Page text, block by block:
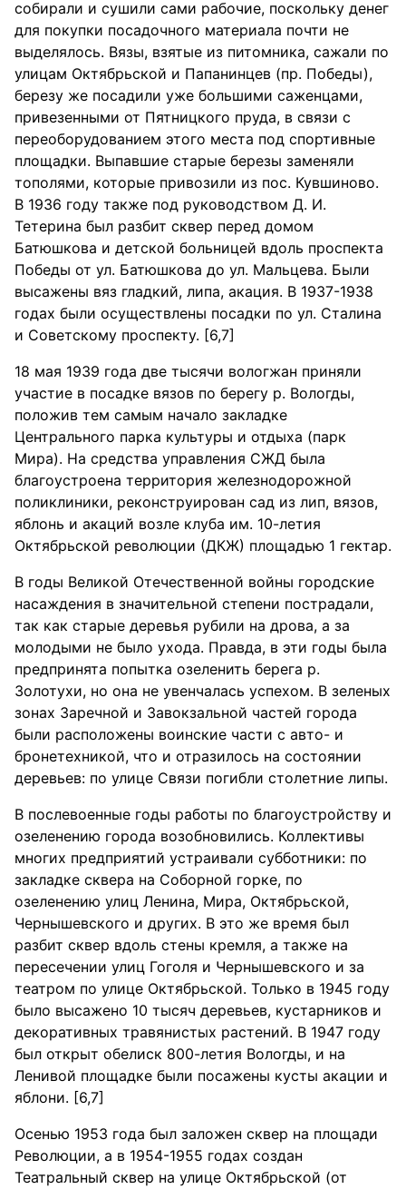
собирали и сушили сами рабочие, поскольку денег
для покупки посадочного материала почти не
выделялось. Вязы, взятые из питомника, сажали по
улицам Октябрьской и Папанинцев (пр. Победы),
березу же посадили уже большими саженцами,
привезенными от Пятницкого пруда, в связи с
переоборудованием этого места под спортивные
площадки. Выпавшие старые березы заменяли
тополями, которые привозили из пос. Кувшиново.
В 1936 году также под руководством Д. И.
Тетерина был разбит сквер перед домом
Батюшкова и детской больницей вдоль проспекта
Победы от ул. Батюшкова до ул. Мальцева. Были
высажены вяз гладкий, липа, акация. В 1937-1938
годах были осуществлены посадки по ул. Сталина
и Советскому проспекту. [6,7]
18 мая 1939 года две тысячи вологжан приняли
участие в посадке вязов по берегу р. Вологды,
положив тем самым начало закладке
Центрального парка культуры и отдыха (парк
Мира). На средства управления СЖД была
благоустроена территория железнодорожной
поликлиники, реконструирован сад из лип, вязов,
яблонь и акаций возле клуба им. 10-летия
Октябрьской революции (ДКЖ) площадью 1 гектар.
В годы Великой Отечественной войны городские
насаждения в значительной степени пострадали,
так как старые деревья рубили на дрова, а за
молодыми не было ухода. Правда, в эти годы была
предпринята попытка озеленить берега р.
Золотухи, но она не увенчалась успехом. В зеленых
зонах Заречной и Завокзальной частей города
были расположены воинские части с авто- и
бронетехникой, что и отразилось на состоянии
деревьев: по улице Связи погибли столетние липы.
В послевоенные годы работы по благоустройству и
озеленению города возобновились. Коллективы
многих предприятий устраивали субботники: по
закладке сквера на Соборной горке, по
озеленению улиц Ленина, Мира, Октябрьской,
Чернышевского и других. В это же время был
разбит сквер вдоль стены кремля, а также на
пересечении улиц Гоголя и Чернышевского и за
театром по улице Октябрьской. Только в 1945 году
было высажено 10 тысяч деревьев, кустарников и
декоративных травянистых растений. В 1947 году
был открыт обелиск 800-летия Вологды, и на
Ленивой площадке были посажены кусты акации и
яблони. [6,7]
Осенью 1953 года был заложен сквер на площади
Революции, а в 1954-1955 годах создан
Театральный сквер на улице Октябрьской (от